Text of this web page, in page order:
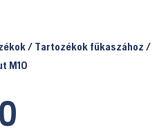
/ Tartozékok fűkaszához /
M10